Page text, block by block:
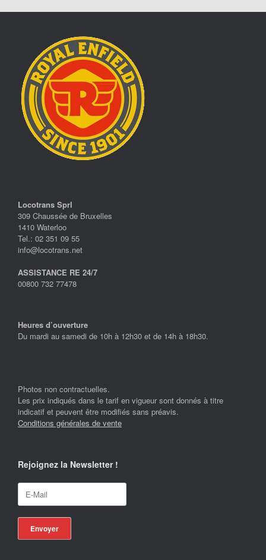
Locotrans Sprl
309 Chaussée de Bruxelles
1410 Waterloo
Tel.: 02 351 09 55
info@locotrans.net
ASSISTANCE RE 24/7
00800 732 77478
Heures d’ouverture
Du mardi au samedi de 10h à 12h30 et de 14h à 18h30.
Photos non contractuelles.
Les prix indiqués dans le tarif en vigueur sont donnés à titre
indicatif et peuvent être modifiés sans préavis.
Conditions générales de vente
Rejoignez la Newsletter !